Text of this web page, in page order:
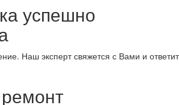
успешно
Наш эксперт свяжется с Вами и ответит